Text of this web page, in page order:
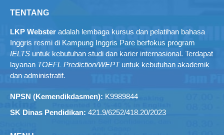
TENTANG
LKP Webster adalah lembaga kursus dan pelatihan bahasa
Inggris resmi di Kampung Inggris Pare berfokus program
IELTS untuk kebutuhan studi dan karier internasional. Terdapat
layanan TOEFL Prediction/WEPTuntuk kebutuhan akademik
dan administratif.
NPSN (Kemendikdasmen): K9989844
SK Dinas Pendidikan: 421.9/6252/418.20/2023